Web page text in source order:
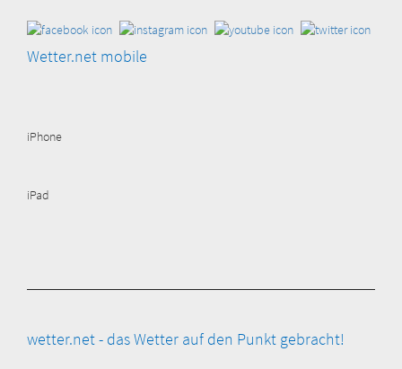
Wetter.net mobile
iPhone
iPad
wetter.net - das Wetter auf den Punkt gebracht!